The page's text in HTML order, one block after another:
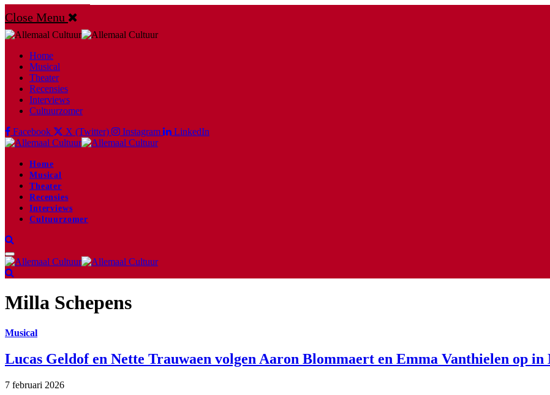
Close Menu
Home
Musical
Theater
Recensies
Interviews
Cultuurzomer
Facebook
X (Twitter) Instagram LinkedIn
Home
Musical
Theater
Recensies
Interviews
Cultuurzomer
Milla Schepens
Musical
Lucas Geldof en Nette Trauwaen volgen Aaron Blommaert en Emma Vanthielen op in
7 februari 2026